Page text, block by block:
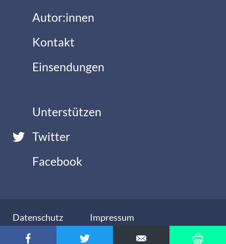
Autor:innen
Kontakt
Twitter
Unterstützen
Einsendungen
Facebook
Datenschutz Impressum